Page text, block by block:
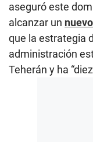
aseguró este
alcanzar un
que la estrategia
administración
Teherán y ha